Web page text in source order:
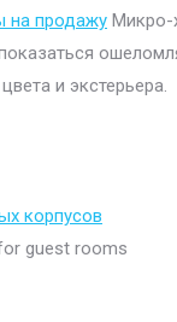
на продажу Микро-
и экстерьера.
корпусов
guest rooms